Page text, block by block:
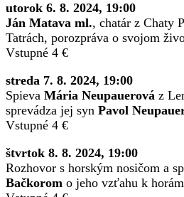
utorok 6. 8. 2024, 19:00
Ján Matava ml., chatár z Chaty
Tatrách, porozpráva o svojom
Vstupné 4 €
streda 7. 8. 2024, 19:00
Spieva Mária Neupauerová z
sprevádza jej syn Pavol
Vstupné 4 €
štvrtok 8. 8. 2024, 19:00
Rozhovor s horským nosičom a
Bačkorom o jeho vzťahu k